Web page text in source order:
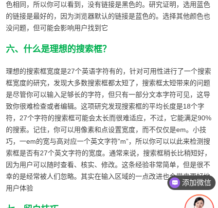
色相同，所以你可以看到，没有链接是黑色的。研究证明，选用蓝色
的链接是最好的，因为浏览器默认的链接是蓝色的。选择其他颜色也
没问题，但可能会影响用户找到它
六、什么是理想的搜索框？
理想的搜索框宽度是27个英语字符有的，针对可用性进行了一个搜索
框宽度的研究，发现大多数搜索框都太短了，搜索框太短带来的问题
是尽管你可以输入足够长的字符，但只有一部分文本字符可见，这导
致你很难检查或者编辑。这项研究发现搜索框的平均长度是18个字
符，27个字符的搜索框可能会太长而很难适应，不过，它能满足90%
的搜索。记住，你可以用像素和点设置宽度，而不仅仅是em。小技
巧，一em的宽与高对应一个英文字符”m”，所以你可以以此来检测搜
索框是否有27个英文字符的宽度。通常来说，搜索框稍长比稍短好，
因为用户可以随时查看、核实、修改。这条经验非常简单，但是很不
幸的是经常被人们忽略。其实在输入区域的一点改进也会带来更好地
用户体验
添加微信
咨询报价